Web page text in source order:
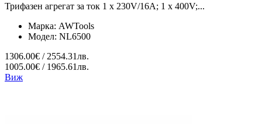
Трифазен агрегат за ток 1 x 230V/16A; 1 x 400V;...
Марка: AWTools
Модел: NL6500
1306.00€ / 2554.31лв.
1005.00€ / 1965.61лв.
Виж